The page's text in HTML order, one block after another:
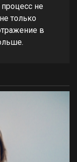
не
только
в